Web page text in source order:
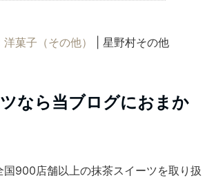
洋菓子（その他） | 星野村その他
なら当ブログにおまか
国900店舗以上の抹茶スイーツを取り扱